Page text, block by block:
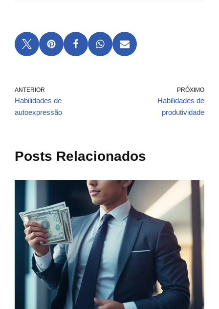
ANTERIOR
Habilidades de
autoexpressão
PRÓXIMO
Habilidades de
produtividade
Posts Relacionados